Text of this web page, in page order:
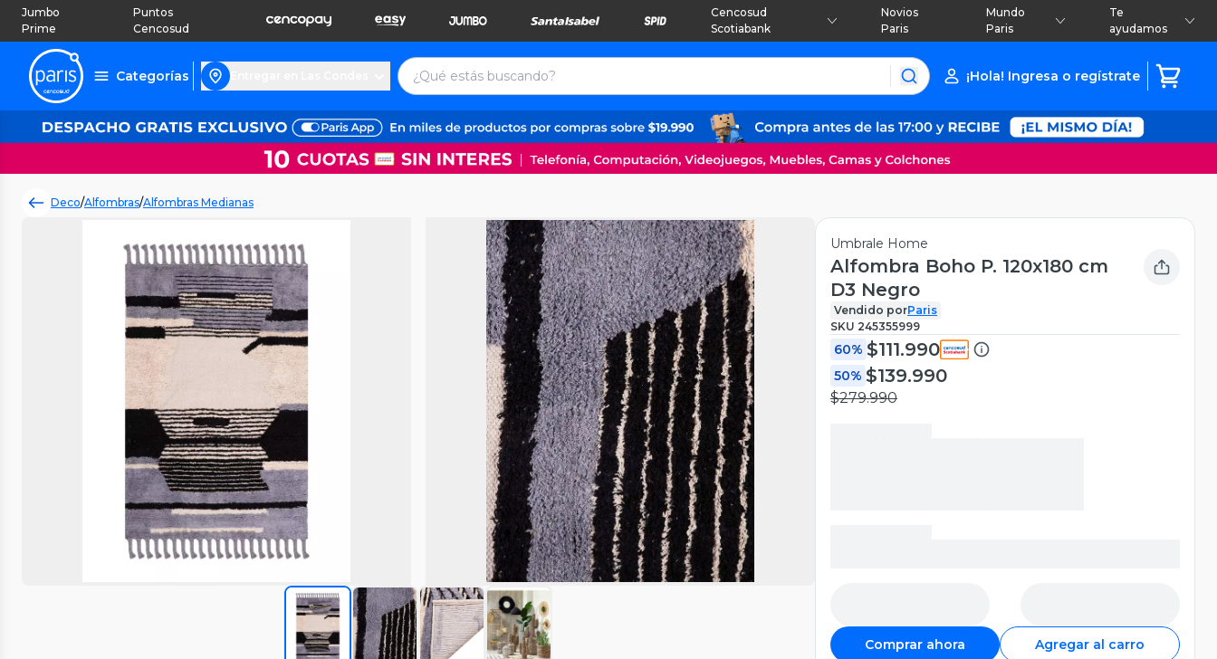
Jumbo
Prime
Puntos
Cencosud
Cencosud
Scotiabank
Novios
Paris
Mundo
Paris
Te
ayudamos
Categorías ¡Hola! Ingresa o regístrate
Deco/Alfombras/Alfombras Medianas
Umbrale Home
Alfombra Boho P. 120x180 cm
D3 Negro
Vendido porParis
SKU 245355999
60% $111.990
50% $139.990
$279.990
Comprar ahora Agregar al carro